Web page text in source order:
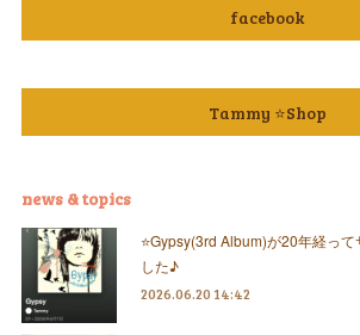
facebook
Tammy ⭐️Shop
news & topics
⭐️Gypsy(3rd Album)が20年経っ
した♪
2026.06.20 14:42